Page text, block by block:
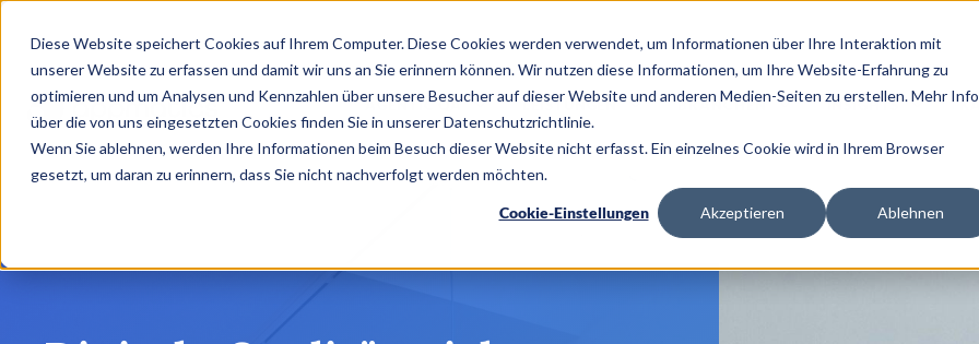
Diese Website speichert Cookies auf Ihrem Computer. Diese Cookies werden verwendet, um Informationen über Ihre Interaktion mit
unserer Website zu erfassen und damit wir uns an Sie erinnern können. Wir nutzen diese Informationen, um Ihre Website-Erfahrung zu
optimieren und um Analysen und Kennzahlen über unsere Besucher auf dieser Website und anderen Medien-Seiten zu erstellen. Mehr
über die von uns eingesetzten Cookies finden Sie in unserer Datenschutzrichtlinie.
Wenn Sie ablehnen, werden Ihre Informationen beim Besuch dieser Website nicht erfasst. Ein einzelnes Cookie wird in Ihrem Browser
gesetzt, um daran zu erinnern, dass Sie nicht nachverfolgt werden möchten.
Cookie-Einstellungen Akzeptieren Ablehnen
AGENTIC QA LEISTUNGEN BRANCHEN INSIGHTS